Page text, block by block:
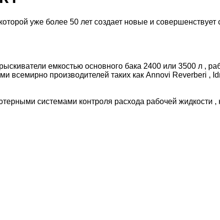
уже более 50 лет создает новые и
емкостью основного бака 2400 или 3500 л ,
всемирно производителей таких как Annovi Reverberi ,
системами контроля расхода рабочей жидкости